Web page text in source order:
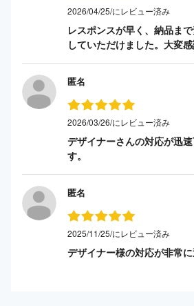
2026/04/25/にレビュー済み
レスポンスが早く、納品ま
していただけました。大変感
匿名
2026/03/26/にレビュー済み
デザイナーさんの対応が迅
す。
匿名
2025/11/25/にレビュー済み
デザイナー様の対応が非常